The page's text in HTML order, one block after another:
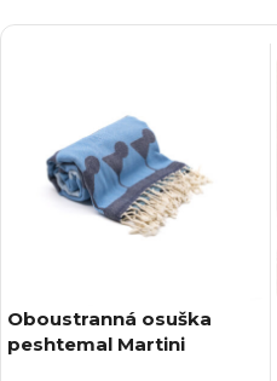
Oboustranná osuška
peshtemal Martini